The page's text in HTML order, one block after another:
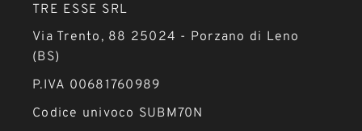
TRE ESSE SRL
Via Trento, 88 25024 - Porzano di Leno
(BS)
P.IVA 00681760989
Codice univoco SUBM70N